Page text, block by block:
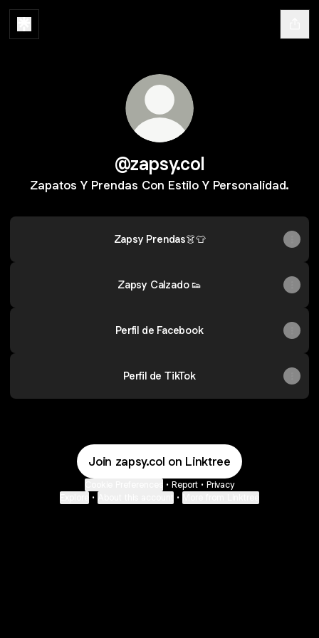
@zapsy.col
Zapatos Y Prendas Con Estilo Y Personalidad.
Zapsy Prendas👗👕
Zapsy Calzado 👟
Perfil de Facebook
Perfil de TikTok
Join zapsy.col on Linktree
• Report • Privacy
• •